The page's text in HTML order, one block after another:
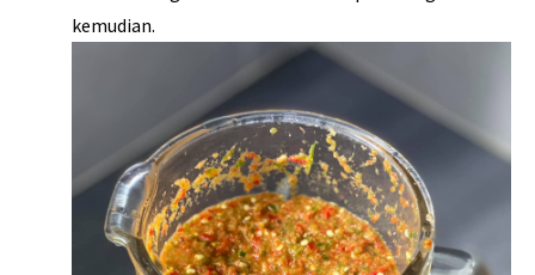
kemudian.